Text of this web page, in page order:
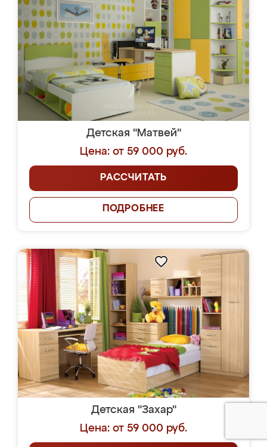
Детская "Матвей"
Цена: от 59 000 руб.
РАССЧИТАТЬ
ПОДРОБНЕЕ
Детская "Захар"
Цена: от 59 000 руб.